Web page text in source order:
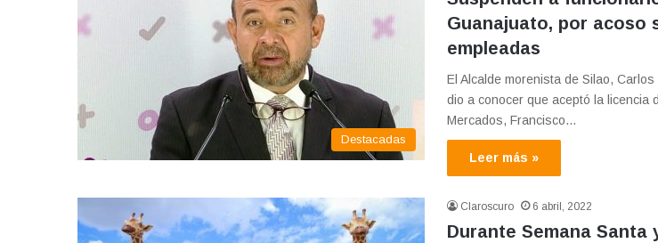
Destacadas
Guanajuato, por acoso
empleadas
El Alcalde morenista de Silao,
dio a conocer que aceptó la licencia
Mercados, Francisco…
Leer más »
Claroscuro 6 abril, 2022
Durante Semana Santa